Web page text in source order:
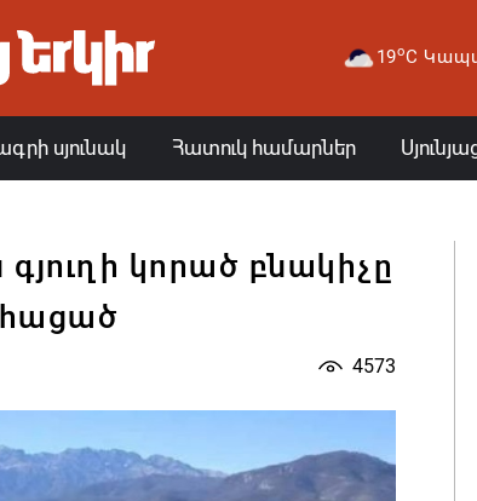
19oC
սյունակ Հատուկ համարներ
կորած բնակիչը
4573